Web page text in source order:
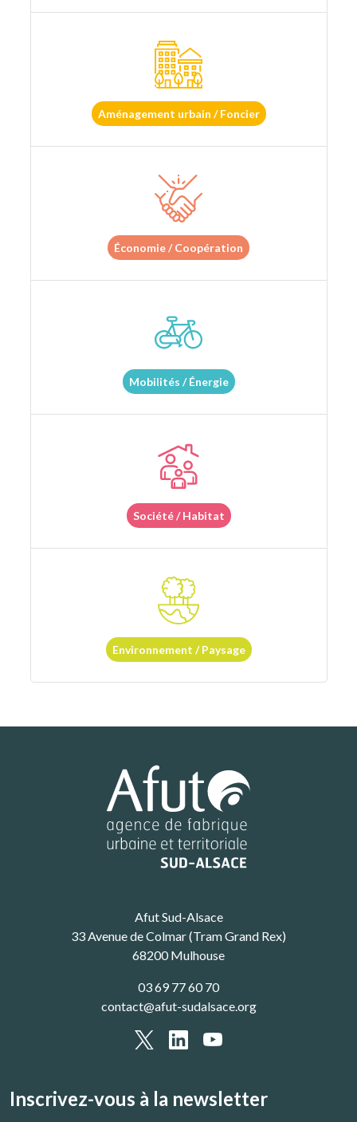
Aménagement urbain / Foncier
Économie / Coopération
Mobilités / Énergie
Société / Habitat
Environnement / Paysage
Afut Sud-Alsace
33 Avenue de Colmar (Tram Grand Rex)
68200 Mulhouse
03 69 77 60 70
contact@afut-sudalsace.org
Inscrivez-vous à la newsletter